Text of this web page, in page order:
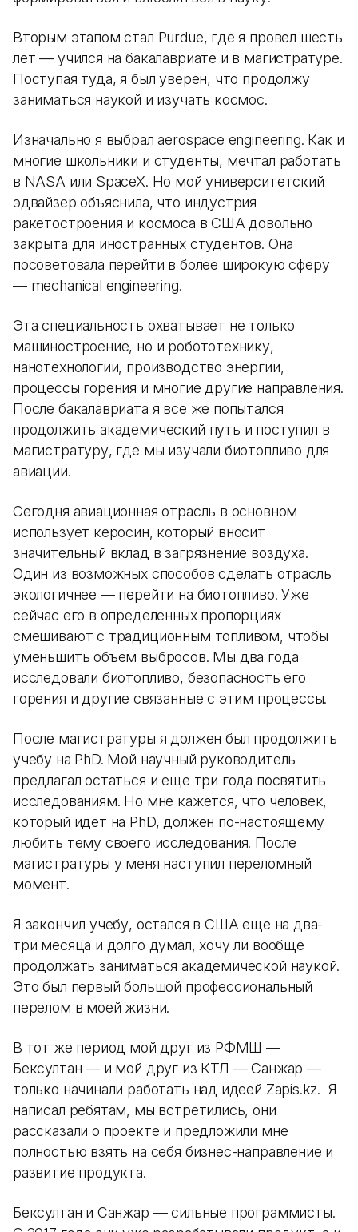
Вторым этапом стал Purdue, где я провел шесть
лет — учился на бакалавриате и в магистратуре.
Поступая туда, я был уверен, что продолжу
заниматься наукой и изучать космос.
Изначально я выбрал aerospace engineering. Как и
многие школьники и студенты, мечтал работать
в NASA или SpaceX. Но мой университетский
эдвайзер объяснила, что индустрия
ракетостроения и космоса в США довольно
закрыта для иностранных студентов. Она
посоветовала перейти в более широкую сферу
— mechanical engineering.
Эта специальность охватывает не только
машиностроение, но и робототехнику,
нанотехнологии, производство энергии,
процессы горения и многие другие направления.
После бакалавриата я все же попытался
продолжить академический путь и поступил в
магистратуру, где мы изучали биотопливо для
авиации.
Сегодня авиационная отрасль в основном
использует керосин, который вносит
значительный вклад в загрязнение воздуха.
Один из возможных способов сделать отрасль
экологичнее — перейти на биотопливо. Уже
сейчас его в определенных пропорциях
смешивают с традиционным топливом, чтобы
уменьшить объем выбросов. Мы два года
исследовали биотопливо, безопасность его
горения и другие связанные с этим процессы.
После магистратуры я должен был продолжить
учебу на PhD. Мой научный руководитель
предлагал остаться и еще три года посвятить
исследованиям. Но мне кажется, что человек,
который идет на PhD, должен по-настоящему
любить тему своего исследования. После
магистратуры у меня наступил переломный
момент.
Я закончил учебу, остался в США еще на два-
три месяца и долго думал, хочу ли вообще
продолжать заниматься академической наукой.
Это был первый большой профессиональный
перелом в моей жизни.
В тот же период мой друг из РФМШ —
Бексултан — и мой друг из КТЛ — Санжар —
только начинали работать над идеей Zapis.kz. Я
написал ребятам, мы встретились, они
рассказали о проекте и предложили мне
полностью взять на себя бизнес-направление и
развитие продукта.
Бексултан и Санжар — сильные программисты.